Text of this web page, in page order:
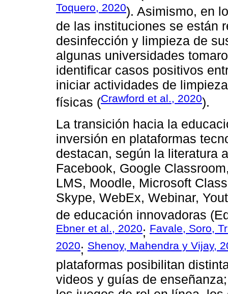
Toquero, 2020). Asimismo, en
de las instituciones se están
desinfección y limpieza de
algunas universidades
identificar casos positivos
iniciar actividades de
físicas (Crawford et al., 2020).
La transición hacia la
inversión en plataformas
destacan, según la literatura
Facebook, Google
LMS, Moodle, Microsoft
Skype, WebEx, Webinar,
de educación innovadoras
Ebner et al., 2020; Favale, Soro,
2020; Shenoy, Mahendra y Vijay,
plataformas posibilitan
videos y guías de